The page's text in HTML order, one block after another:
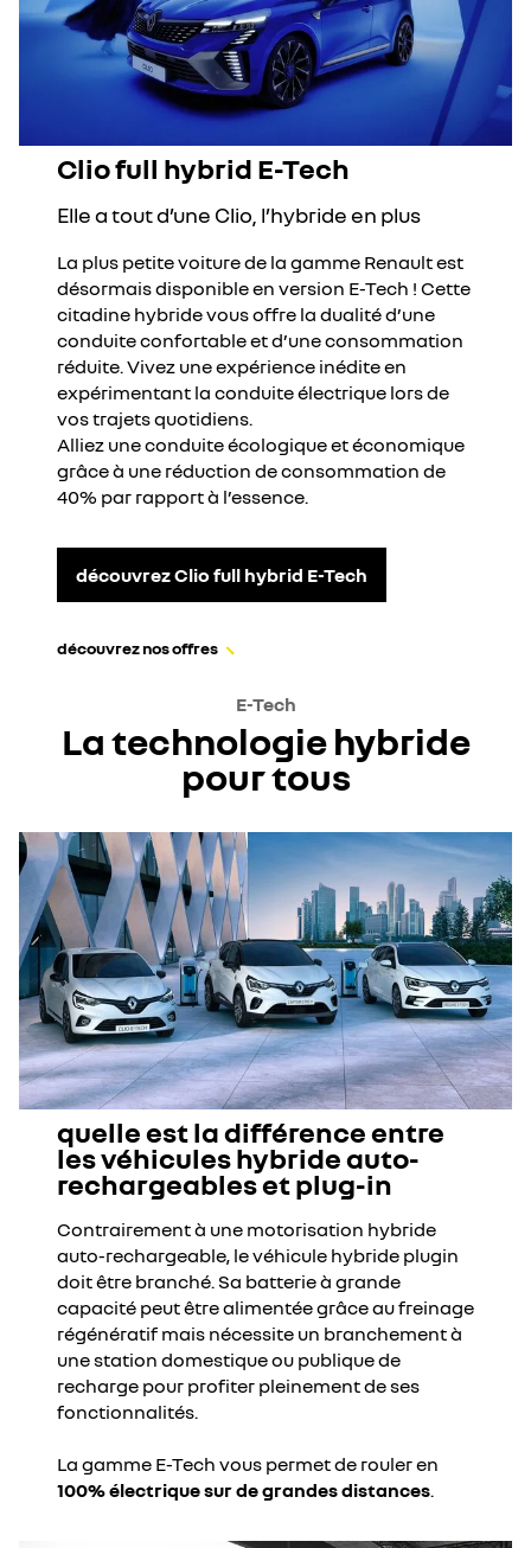
Clio full hybrid E-Tech
Elle a tout d’une Clio, l’hybride en plus
La plus petite voiture de la gamme Renault est
désormais disponible en version E-Tech ! Cette
citadine hybride vous offre la dualité d’une
conduite confortable et d’une consommation
réduite. Vivez une expérience inédite en
expérimentant la conduite électrique lors de
vos trajets quotidiens.
Alliez une conduite écologique et économique
grâce à une réduction de consommation de
40% par rapport à l’essence.
découvrez Clio full hybrid E-Tech
découvrez nos offres
E-Tech
La technologie hybride
pour tous
quelle est la différence entre
les véhicules hybride auto-
rechargeables et plug-in
Contrairement à une motorisation hybride
auto-rechargeable, le véhicule hybride plugin
doit être branché. Sa batterie à grande
capacité peut être alimentée grâce au freinage
régénératif mais nécessite un branchement à
une station domestique ou publique de
recharge pour profiter pleinement de ses
fonctionnalités.
La gamme E-Tech vous permet de rouler en
100% électrique sur de grandes distances.